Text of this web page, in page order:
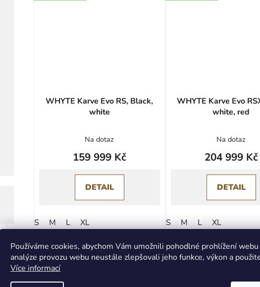
Používáme cookies, abychom Vám umožnili pohodlné prohlížení
analýze provozu webu neustále zlepšovali jeho funkce, výkon a
Více informací
WHYTE Karve Evo RS, Black,
white
Na dotaz
159 999 Kč
DETAIL
S M L XL
WHYTE Karve Evo
white, red
Na dotaz
204 999 Kč
DETAIL
S M L XL
PŘEDOBJEDNÁVKA PŘEDOBJEDNÁVKA